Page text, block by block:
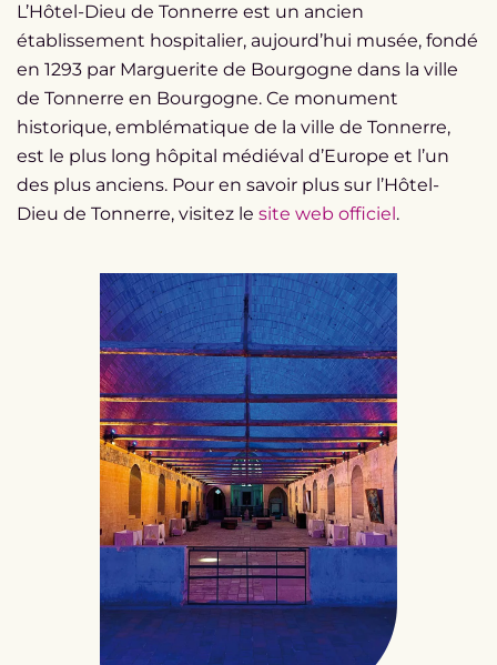
L’Hôtel-Dieu de Tonnerre est un ancien
établissement hospitalier, aujourd’hui musée, fondé
en 1293 par Marguerite de Bourgogne dans la ville
de Tonnerre en Bourgogne. Ce monument
historique, emblématique de la ville de Tonnerre,
est le plus long hôpital médiéval d’Europe et l’un
des plus anciens. Pour en savoir plus sur l’Hôtel-
Dieu de Tonnerre, visitez le site web officiel .